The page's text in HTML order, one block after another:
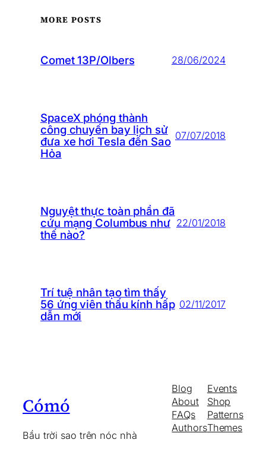
MORE POSTS
Comet 13P/Olbers 28/06/2024
SpaceX phóng thành
công chuyến bay lịch sử
đưa xe hơi Tesla đến Sao
Hỏa
07/07/2018
Nguyệt thực toàn phần đã
cứu mạng Columbus như
thế nào?
22/01/2018
Trí tuệ nhân tạo tìm thấy
56 ứng viên thấu kính hấp
dẫn mới
02/11/2017
Cómó
Bầu trời sao trên nóc nhà
Blog
About
FAQs
Authors
Events
Shop
Patterns
Themes